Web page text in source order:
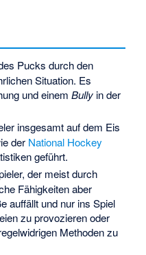
Pucks durch den
Situation. Es
und einem Bullyin der
insgesamt auf dem Eis
der National Hockey
geführt.
der meist durch
Fähigkeiten aber
auffällt und nur ins Spiel
zu provozieren oder
Methoden zu